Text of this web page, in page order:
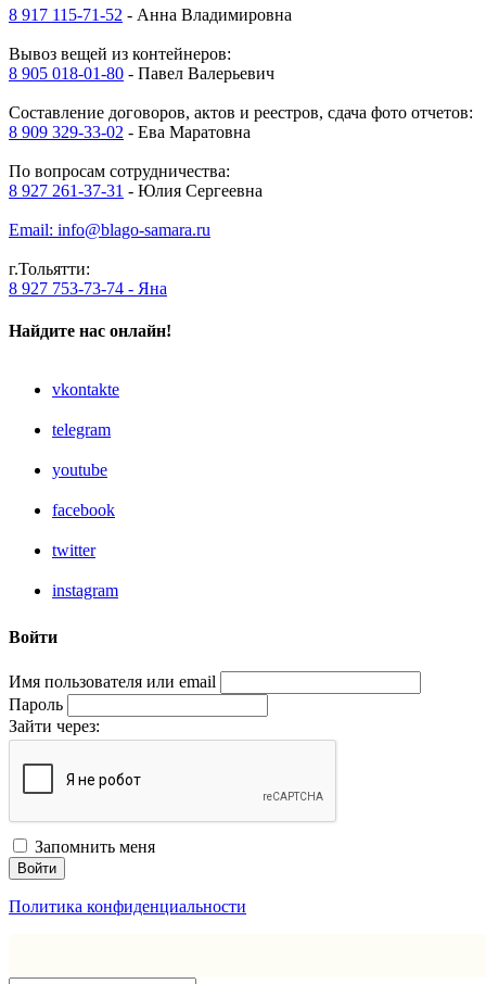
8 917 115-71-52 - Анна Владимировна
Вывоз вещей из контейнеров:
8 905 018-01-80 - Павел Валерьевич
Составление договоров, актов и реестров, сдача фото отчетов:
8 909 329-33-02 - Ева Маратовна
По вопросам сотрудничества:
8 927 261-37-31 - Юлия Сергеевна
Email: info@blago-samara.ru
г.Тольятти:
8 927 753-73-74 - Яна
Найдите нас онлайн!
vkontakte
telegram
youtube
facebook
twitter
instagram
Войти
Имя пользователя или email
Пароль
Зайти через:
Запомнить меня
Войти
Политика конфиденциальности